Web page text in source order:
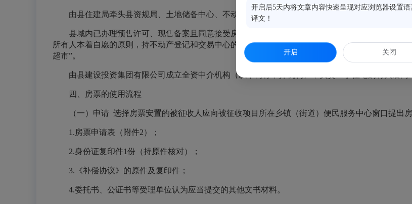
由县住建局牵头县资规局、土地储备中心、不动产登记和交易中心、国有资产服务中心、县属国
县域内已办理预售许可、现售备案且同意接受房票购房的新建商品房（含住宅、商业店面、商
所有人本着自愿的原则，持不动产登记和交易中心的房源登记信息证明等材料，向县住建局提出申
超市”。
由县建设投资集团有限公司成立全资中介机构（以下简称中介机构），负责二手住宅的有关居间
四、房票的使用流程
（一）申请 选择房票安置的被征收人应向被征收项目所在乡镇（街道）便民服务中心窗口提出
1.房票申请表（附件2）；
2.身份证复印件1份（持原件核对）；
3.《补偿协议》的原件及复印件；
4.委托书、公证书等受理单位认为应当提交的其他文书材料。
开启后5天内将文章内容快速呈现对应浏览器设置语
译文！
开启 关闭